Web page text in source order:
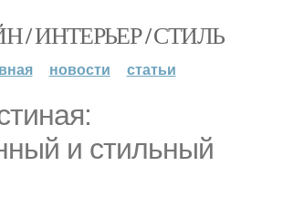
/ ИНТЕРЬЕР / СТИЛЬ
новости статьи
и стильный